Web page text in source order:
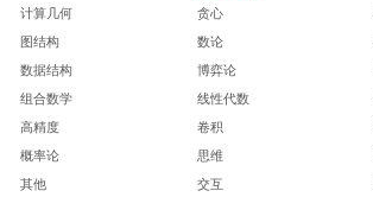
计算几何
贪心
图结构
数论
数据结构
博弈论
组合数学
线性代数
高精度
卷积
概率论
思维
其他
交互